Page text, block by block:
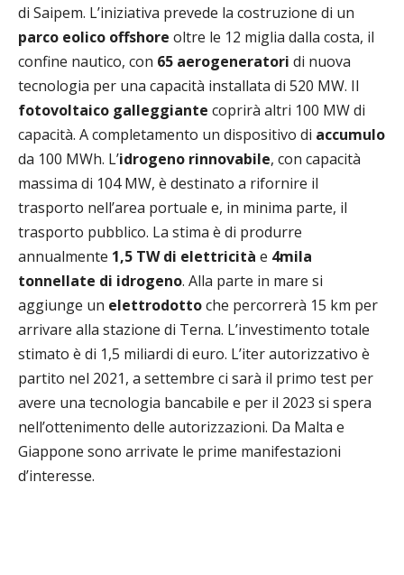
di Saipem. L’iniziativa prevede la costruzione di un
parco eolico offshore oltre le 12 miglia dalla costa, il
confine nautico, con 65 aerogeneratori di nuova
tecnologia per una capacità installata di 520 MW. Il
fotovoltaico galleggiante coprirà altri 100 MW di
capacità. A completamento un dispositivo di accumulo
da 100 MWh. L’idrogeno rinnovabile, con capacità
massima di 104 MW, è destinato a rifornire il
trasporto nell’area portuale e, in minima parte, il
trasporto pubblico. La stima è di produrre
annualmente 1,5 TW di elettricità e 4mila
tonnellate di idrogeno. Alla parte in mare si
aggiunge un elettrodottoche percorrerà 15 km per
arrivare alla stazione di Terna. L’investimento totale
stimato è di 1,5 miliardi di euro. L’iter autorizzativo è
partito nel 2021, a settembre ci sarà il primo test per
avere una tecnologia bancabile e per il 2023 si spera
nell’ottenimento delle autorizzazioni. Da Malta e
Giappone sono arrivate le prime manifestazioni
d’interesse.